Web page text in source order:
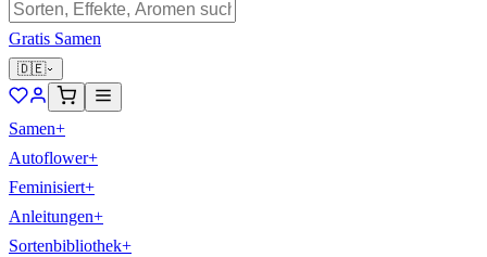
Gratis Samen
🇩🇪
Samen+
Autoflower+
Feminisiert+
Anleitungen+
Sortenbibliothek+